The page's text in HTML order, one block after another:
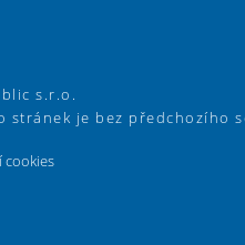
s.r.o.
je bez předchozího
cookies